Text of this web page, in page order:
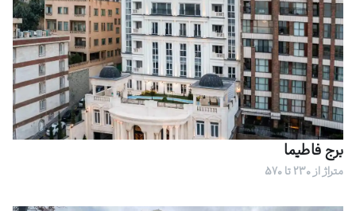
برج فاطیما
متراژ از 230 تا 570